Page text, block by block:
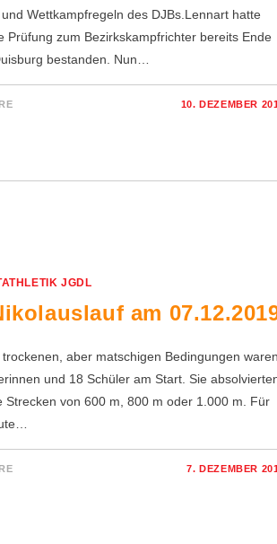
Wettkampfregeln des DJBs.Lennart hatte
Prüfung zum Bezirkskampfrichter bereits Ende
bestanden. Nun…
10. DEZEMBER
JGDL
am
aber matschigen Bedingungen
und 18 Schüler am Start. Sie
Strecken von 600 m, 800 m oder 1.000 m. Für
7. DEZEMBER